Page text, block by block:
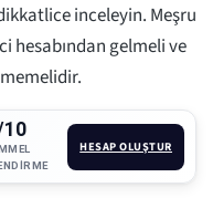
inceleyin. Meşru
hesabından gelmeli ve
10
HESAP OLUŞTUR